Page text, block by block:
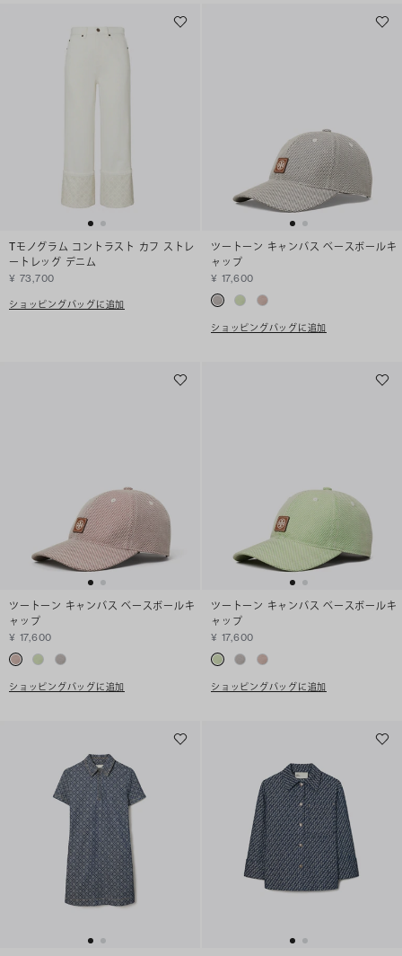
Tモノグラム コントラスト カフ ストレ
ートレッグ デニム
¥ 73,700
ショッピングバッグに追加
ツートーン キャンバス ベースボールキ
ャップ
¥ 17,600
ショッピングバッグに追加
ツートーン キャンバス ベースボールキ
ャップ
¥ 17,600
ショッピングバッグに追加
ツートーン キャンバス ベースボールキ
ャップ
¥ 17,600
ショッピングバッグに追加